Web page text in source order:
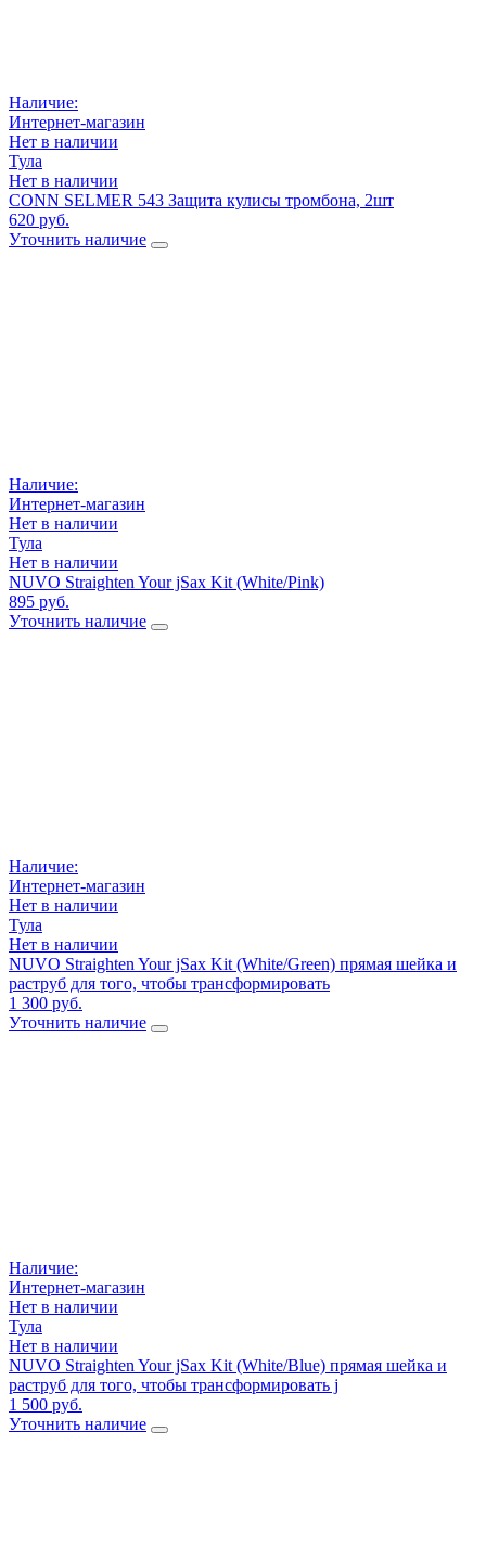
Наличие:
Интернет-магазин
Нет в наличии
Тула
Нет в наличии
CONN SELMER 543 Защита кулисы тромбона, 2шт
620 руб.
Уточнить наличие
Наличие:
Интернет-магазин
Нет в наличии
Тула
Нет в наличии
NUVO Straighten Your jSax Kit (White/Pink)
895 руб.
Уточнить наличие
Наличие:
Интернет-магазин
Нет в наличии
Тула
Нет в наличии
NUVO Straighten Your jSax Kit (White/Green) прямая шейка и
раструб для того, чтобы трансформировать
1 300 руб.
Уточнить наличие
Наличие:
Интернет-магазин
Нет в наличии
Тула
Нет в наличии
NUVO Straighten Your jSax Kit (White/Blue) прямая шейка и
раструб для того, чтобы трансформировать j
1 500 руб.
Уточнить наличие